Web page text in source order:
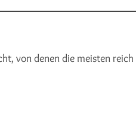
von denen die meisten